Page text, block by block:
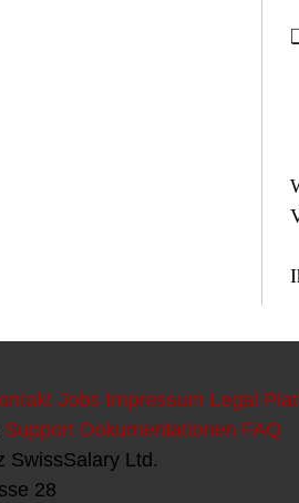
Jobs Impressum Legal
Support Dokumentationen FAQ
SwissSalary Ltd.
28